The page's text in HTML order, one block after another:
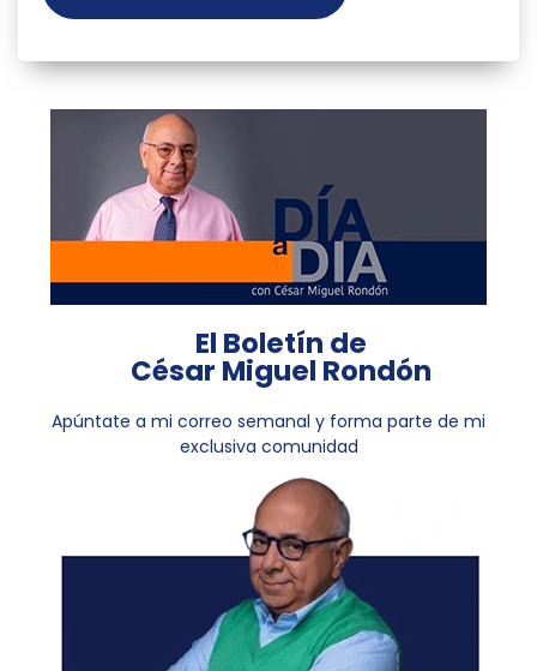
El Boletín de
César Miguel Rondón
Apúntate a mi correo semanal y forma parte de mi
exclusiva comunidad